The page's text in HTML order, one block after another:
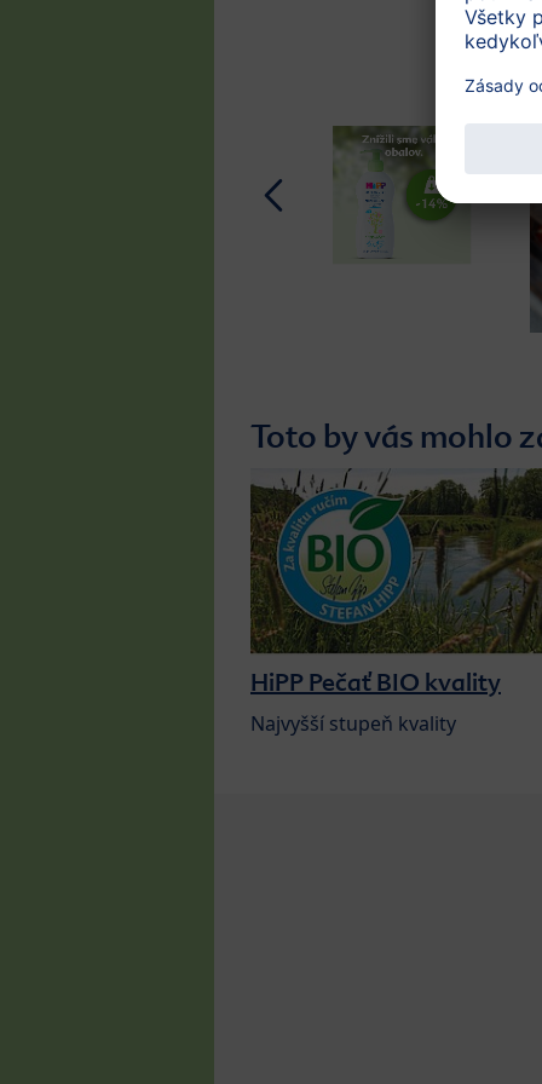
Toto by vás mohlo
HiPP Pečať BIO kvality
Najvyšší stupeň kvality